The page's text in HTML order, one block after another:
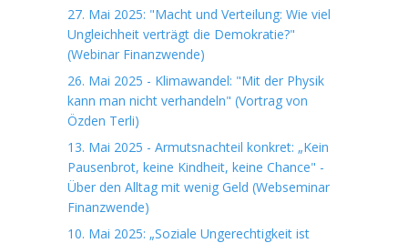
27. Mai 2025: "Macht und Verteilung: Wie viel
Ungleichheit verträgt die Demokratie?"
(Webinar Finanzwende)
26. Mai 2025 - Klimawandel: "Mit der Physik
kann man nicht verhandeln" (Vortrag von
Özden Terli)
13. Mai 2025 - Armutsnachteil konkret: „Kein
Pausenbrot, keine Kindheit, keine Chance" -
Über den Alltag mit wenig Geld (Webseminar
Finanzwende)
10. Mai 2025: „Soziale Ungerechtigkeit ist